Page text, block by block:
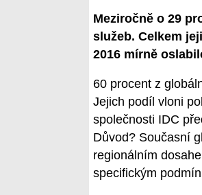
Meziročně o 29
služeb. Celkem
2016 mírně
60 procent z
Jejich podíl vloni
společnosti IDC
Důvod? Současní
regionálním
specifickým